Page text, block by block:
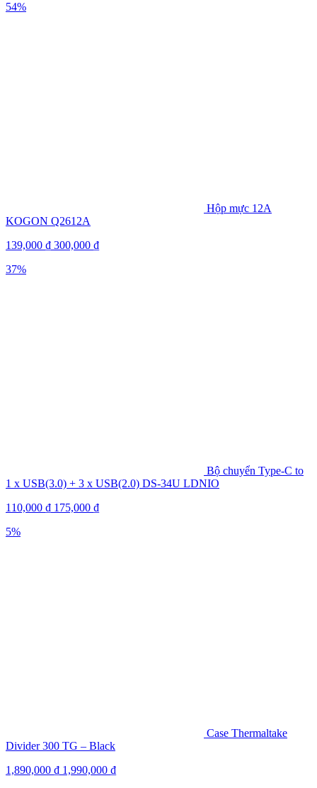
54%
Hộp mực 12A
KOGON Q2612A
139,000 ₫ 300,000 ₫
37%
Bộ chuyển Type-C to
1 x USB(3.0) + 3 x USB(2.0) DS-34U LDNIO
110,000 ₫ 175,000 ₫
5%
Case Thermaltake
Divider 300 TG – Black
1,890,000 ₫ 1,990,000 ₫